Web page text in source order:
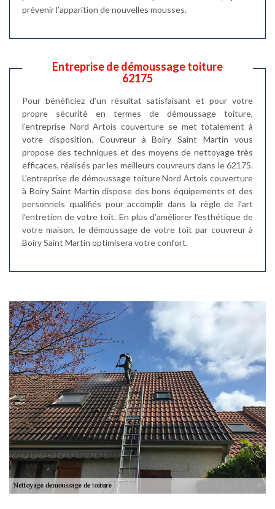
prévenir l’apparition de nouvelles mousses.
Entreprise de démoussage toiture
62175
Pour bénéficiez d’un résultat satisfaisant et pour votre
propre sécurité en termes de démoussage toiture,
l’entreprise Nord Artois couverture se met totalement à
votre disposition. Couvreur à Boiry Saint Martin vous
propose des techniques et des moyens de nettoyage très
efficaces, réalisés par les meilleurs couvreurs dans le 62175.
L’entreprise de démoussage toiture Nord Artois couverture
à Boiry Saint Martin dispose des bons équipements et des
personnels qualifiés pour accomplir dans la règle de l’art
l’entretien de votre toit. En plus d’améliorer l’esthétique de
votre maison, le démoussage de votre toit par couvreur à
Boiry Saint Martin optimisera votre confort.